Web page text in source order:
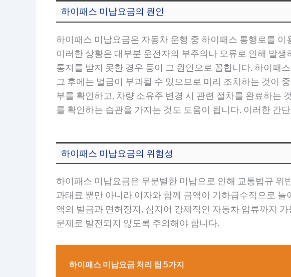
하이패스 미납요금의 원인
하이패스 미납요금은 자동차 운행 중 하이패스 통행로를
이러한 상황은 대부분 운전자의 부주의나 오류로 인해 발
통지를 받지 못한 경우 등이 그 원인으로 꼽힙니다. 하이패
그 후에는 벌금이 부과될 수 있으므로 미리 조치하는 것이
부를 확인하고, 차량 소유주 변경 시 관련 절차를 완료하는
를 확인하는 습관을 가지는 것도 도움이 됩니다. 이러한 간
하이패스 미납요금의 위험성
하이패스 미납요금은 무분별한 미납으로 인해 교통법규 위
과태료 뿐만 아니라 이자와 함께 금액이 기하급수적으로
액의 벌금과 면허정지, 심지어 강제적인 자동차 압류까지
문제로 발전되지 않도록 주의해야 합니다.
하이패스 미납요금 처리 팁 5가지